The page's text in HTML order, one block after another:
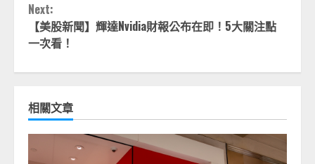
Next:
【美股新聞】輝達Nvidia財報公布在即！5大關注點
一次看！
相關文章